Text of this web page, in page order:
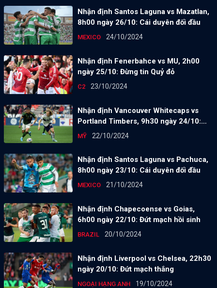
Nhận định Santos Laguna vs Mazatlan,
8h00 ngày 26/10: Cái duyên đối đầu
MEXICO 24/10/2024
Nhận định Fenerbahce vs MU, 2h00
ngày 25/10: Đừng tin Quỷ đỏ
C2 23/10/2024
Nhận định Vancouver Whitecaps vs
Portland Timbers, 9h30 ngày 24/10:
Chưa thoát khủng hoảng
MỸ 22/10/2024
Nhận định Santos Laguna vs Pachuca,
8h00 ngày 23/10: Cái duyên đối đầu
MEXICO 21/10/2024
Nhận định Chapecoense vs Goias,
6h00 ngày 22/10: Đứt mạch hồi sinh
BRAZIL 20/10/2024
Nhận định Liverpool vs Chelsea, 22h30
ngày 20/10: Đứt mạch thắng
NGOẠI HẠNG ANH 19/10/2024